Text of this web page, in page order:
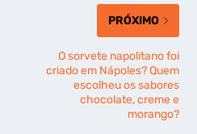
PRÓXIMO
O sorvete napolitano foi
criado em Nápoles? Quem
escolheu os sabores
chocolate, creme e
morango?